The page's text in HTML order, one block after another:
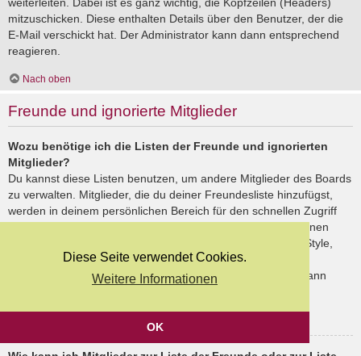
Diese Seite verwendet Cookies.
Weitere Informationen
OK
mitzuschicken. Diese enthalten Details über den Benutzer, der die
E-Mail verschickt hat. Der Administrator kann dann entsprechend
reagieren.
Nach oben
Freunde und ignorierte Mitglieder
Wozu benötige ich die Listen der Freunde und ignorierten
Mitglieder?
Du kannst diese Listen benutzen, um andere Mitglieder des Boards
zu verwalten. Mitglieder, die du deiner Freundesliste hinzufügst,
werden in deinem persönlichen Bereich für den schnellen Zugriff
aufgelistet. Du siehst dort deren Onlinestatus und kannst ihnen
schnell eine Private Nachricht senden. Abhängig von dem Style,
den du verwendest, können Beiträge deiner Freunde auch
hervorgehoben sein. Wenn du einen Benutzer ignorierst, dann